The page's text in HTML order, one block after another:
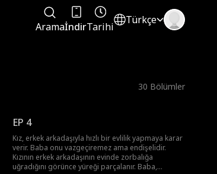
AramaİndirTarihi
Türkçe
30 Bölümler
EP 4
Kız, erkek arkadaşıyla hızlı bir evlilik yapmaya karar
verir. Baba onu vazgeçiremez ama endişelidir.
Kızının erkek arkadaşının evinde zorbalığa
uğradığını görünce yüreği parçalanır. Baba,